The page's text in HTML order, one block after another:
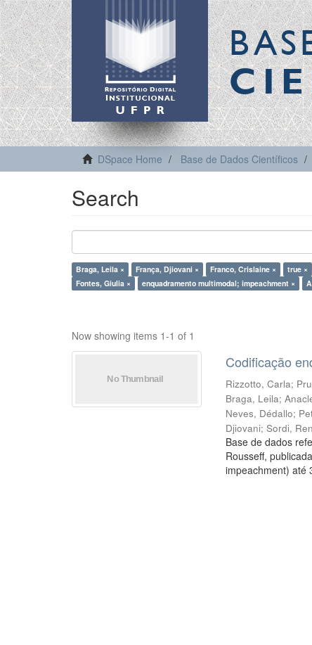
DSpace Home Base de Dados Científicos
Search
Braga, Leila × França, Djiovani × Franco, Crislaine × true ×
Fontes, Giulia ×
enquadramento multimodal; impeachment ×
Now showing items 1-1 of 1
Codificação
Rizzotto, Carla;
Braga, Leila;
Neves, Dédallo;
Djiovani;Sordi,
Base de dados
Rousseff,
impeachment) até